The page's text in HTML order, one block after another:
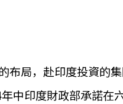
布局，赴印度投資的
中印度財政部承諾在